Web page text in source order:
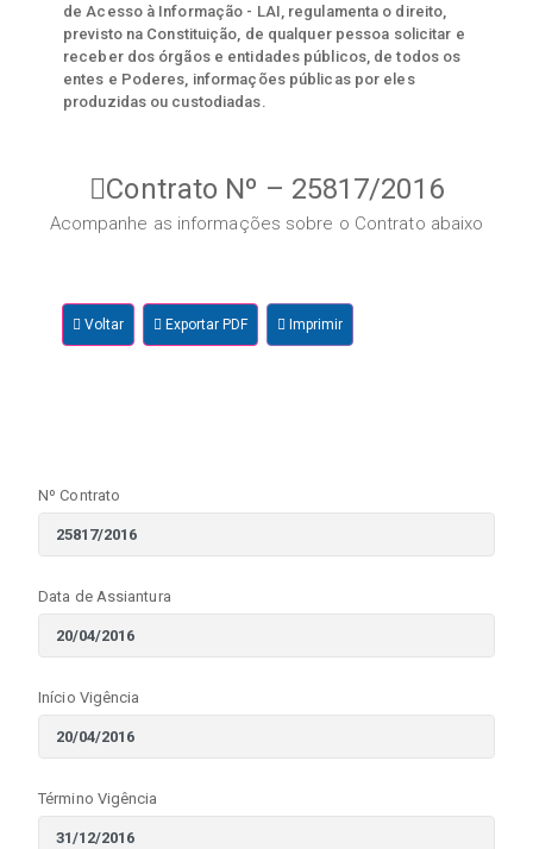
de Acesso à Informação - LAI, regulamenta o direito,
previsto na Constituição, de qualquer pessoa solicitar e
receber dos órgãos e entidades públicos, de todos os
entes e Poderes, informações públicas por eles
produzidas ou custodiadas.
Contrato Nº – 25817/2016
Acompanhe as informações sobre o Contrato abaixo
Voltar Exportar PDF Imprimir
Nº Contrato
Data de Assiantura
Início Vigência
Término Vigência